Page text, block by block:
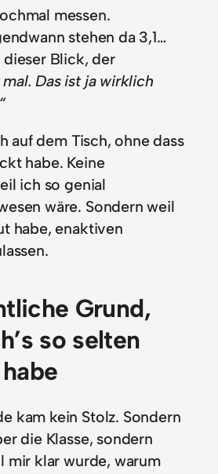
messen.
stehen da 3,1…
dieser Blick, der
Das ist ja wirklich
auf dem Tisch, ohne dass
habe. Keine
ich so genial
wäre. Sondern weil
habe, enaktiven
Grund,
so selten
kam kein Stolz. Sondern
die Klasse, sondern
mir klar wurde, warum